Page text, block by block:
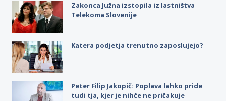
Zakonca Južna izstopila iz lastništva
Telekoma Slovenije
Katera podjetja trenutno zaposlujejo?
Peter Filip Jakopič: Poplava lahko pride
tudi tja, kjer je nihče ne pričakuje